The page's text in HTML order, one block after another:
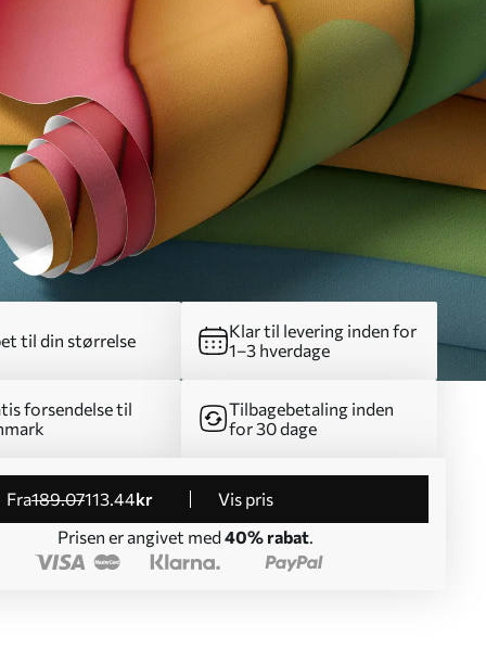
til din størrelse
Klar til levering inden for
1–3 hverdage
forsendelse til
Tilbagebetaling inden
for 30 dage
fra189.07113.44kr
Vis pris
Prisen er angivet med 40% rabat.